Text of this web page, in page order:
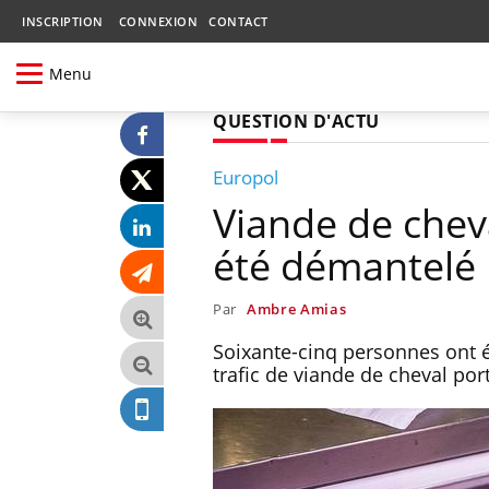
INSCRIPTION CONNEXION CONTACT
Menu
QUESTION D'ACTU
Europol
Viande de
été démantelé
Par Ambre Amias
Soixante-cinq personnes ont
trafic de viande de cheval